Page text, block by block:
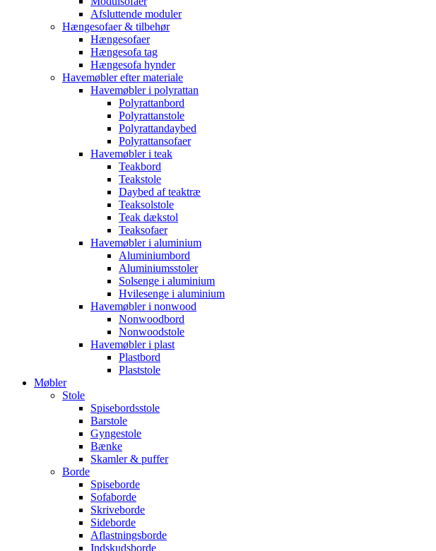
Afsluttende moduler
Hængesofaer & tilbehør
Hængesofaer
Hængesofa tag
Hængesofa hynder
Havemøbler efter materiale
Havemøbler i polyrattan
Polyrattanbord
Polyrattanstole
Polyrattandaybed
Polyrattansofaer
Havemøbler i teak
Teakbord
Teakstole
Daybed af teaktræ
Teaksolstole
Teak dækstol
Teaksofaer
Havemøbler i aluminium
Aluminiumbord
Aluminiumsstoler
Solsenge i aluminium
Hvilesenge i aluminium
Havemøbler i nonwood
Nonwoodbord
Nonwoodstole
Havemøbler i plast
Plastbord
Plaststole
Møbler
Stole
Spisebordsstole
Barstole
Gyngestole
Bænke
Skamler & puffer
Borde
Spiseborde
Sofaborde
Skriveborde
Sideborde
Aflastningsborde
Indskudsborde